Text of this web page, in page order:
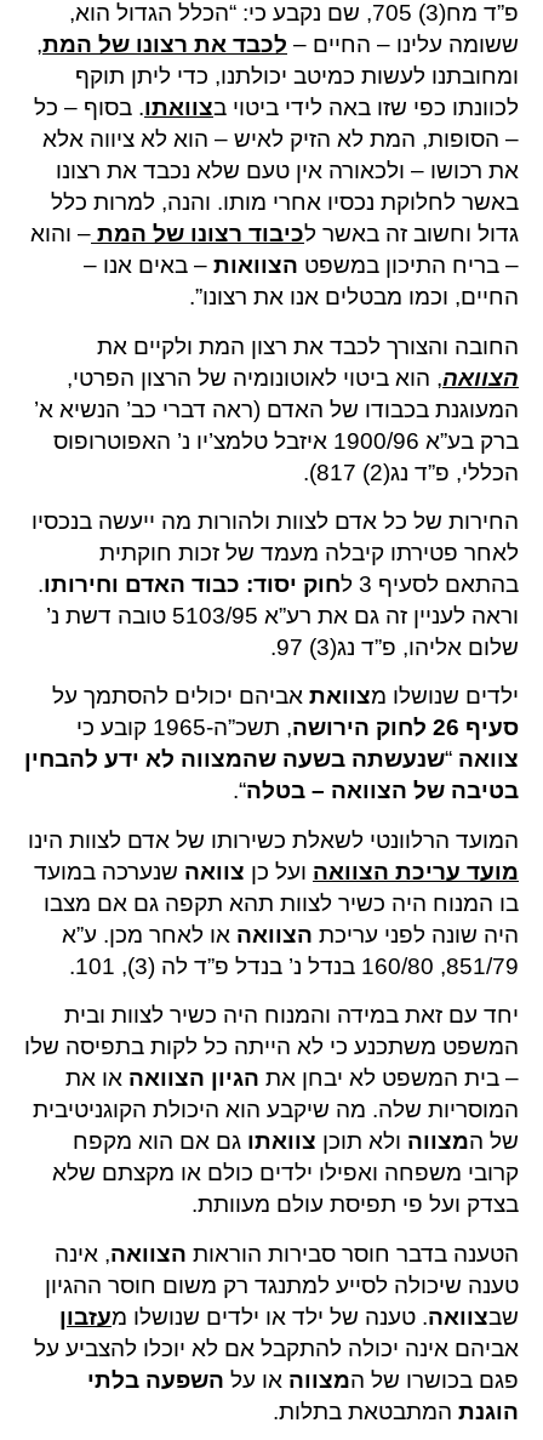
פ”ד מח(3) 705, שם נקבע כי: “הכלל הגדול הוא,
ששומה עלינו – החיים – לכבד את רצונו של המת,
ומחובתנו לעשות כמיטב יכולתנו, כדי ליתן תוקף
לכוונתו כפי שזו באה לידי ביטוי בצוואתו. בסוף – כל
– הסופות, המת לא הזיק לאיש – הוא לא ציווה אלא
את רכושו – ולכאורה אין טעם שלא נכבד את רצונו
באשר לחלוקת נכסיו אחרי מותו. והנה, למרות כלל
גדול וחשוב זה באשר לכיבוד רצונו של המת – והוא
– בריח התיכון במשפט הצוואות – באים אנו –
החיים, וכמו מבטלים אנו את רצונו”.
החובה והצורך לכבד את רצון המת ולקיים את
הצוואה, הוא ביטוי לאוטונומיה של הרצון הפרטי,
המעוגנת בכבודו של האדם (ראה דברי כב’ הנשיא א’
ברק בע”א 1900/96 איזבל טלמצ’יו נ’ האפוטרופוס
הכללי, פ”ד נג(2) 817).
החירות של כל אדם לצוות ולהורות מה ייעשה בנכסיו
לאחר פטירתו קיבלה מעמד של זכות חוקתית
בהתאם לסעיף 3 ל
חוק יסוד: כבוד האדם וחירותו.
וראה לעניין זה גם את רע”א 5103/95 טובה דשת נ’
שלום אליהו, פ”ד נג(3) 97.
ילדים שנושלו מצוואת אביהם יכולים להסתמך על
סעיף 26 לחוק הירושה
, תשכ”ה-1965 קובע כי
צוואה “שנעשתה בשעה שהמצווה לא ידע להבחין
בטיבה של הצוואה – בטלה“.
המועד הרלוונטי לשאלת כשירותו של אדם לצוות הינו
מועד עריכת הצוואה ועל כן צוואה שנערכה במועד
בו המנוח היה כשיר לצוות תהא תקפה גם אם מצבו
היה שונה לפני עריכת הצוואה או לאחר מכן. ע”א
851/79, 160/80 בנדל נ’ בנדל פ”ד לה (3), 101.
יחד עם זאת במידה והמנוח היה כשיר לצוות ובית
המשפט משתכנע כי לא הייתה כל לקות בתפיסה שלו
– בית המשפט לא יבחן את הגיון הצוואה או את
המוסריות שלה. מה שיקבע הוא היכולת הקוגניטיבית
של המצווה ולא תוכן צוואתו גם אם הוא מקפח
קרובי משפחה ואפילו ילדים כולם או מקצתם שלא
בצדק ועל פי תפיסת עולם מעוותת.
הטענה בדבר חוסר סבירות הוראות הצוואה, אינה
טענה שיכולה לסייע למתנגד רק משום חוסר ההגיון
שבצוואה. טענה של ילד או ילדים שנושלו מעזבון
אביהם אינה יכולה להתקבל אם לא יוכלו להצביע על
פגם בכושרו של המצווה או על השפעה בלתי
הוגנת המתבטאת בתלות.